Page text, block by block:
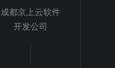
成都京上云软件
开发公司